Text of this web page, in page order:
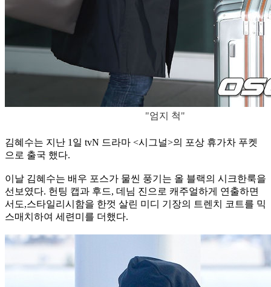
"엄지 척"
김혜수는 지난 1일 tvN 드라마 <시그널>의 포상 휴가차 푸켓
으로 출국 했다.
이날 김혜수는 배우 포스가 물씬 풍기는 올 블랙의 시크한룩을
선보였다. 헌팅 캡과 후드, 데님 진으로 캐주얼하게 연출하면
서도,스타일리시함을 한껏 살린 미디 기장의 트렌치 코트를 믹
스매치하여 세련미를 더했다.